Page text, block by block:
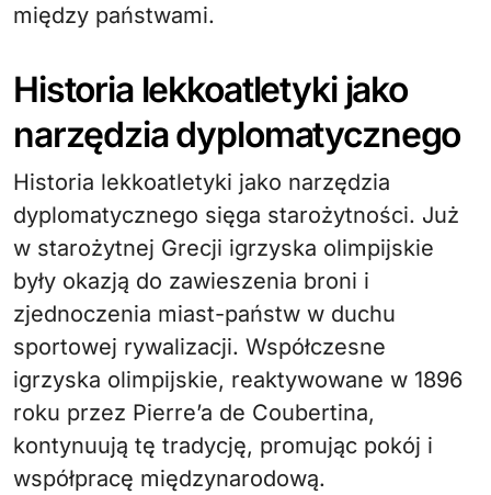
między państwami.
Historia lekkoatletyki jako
narzędzia dyplomatycznego
Historia lekkoatletyki jako narzędzia
dyplomatycznego sięga starożytności. Już
w starożytnej Grecji igrzyska olimpijskie
były okazją do zawieszenia broni i
zjednoczenia miast-państw w duchu
sportowej rywalizacji. Współczesne
igrzyska olimpijskie, reaktywowane w 1896
roku przez Pierre’a de Coubertina,
kontynuują tę tradycję, promując pokój i
współpracę międzynarodową.